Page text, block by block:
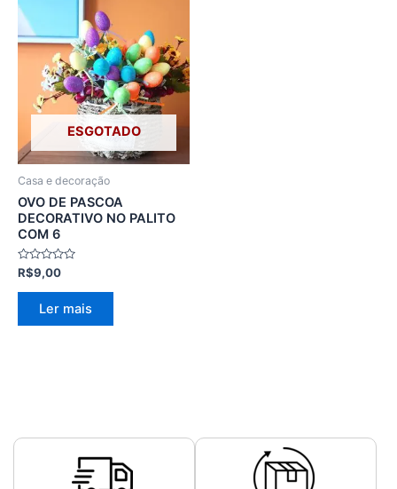
ESGOTADO
Casa e decoração
OVO DE PASCOA
DECORATIVO NO PALITO
COM 6
Avaliação
0
de
R$9,00
Ler mais